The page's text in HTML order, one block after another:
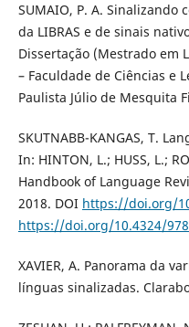
SUMAIO, P. A. Sinalizando
da LIBRAS e de sinais
Dissertação (Mestrado em
– Faculdade de Ciências e
Paulista Júlio de Mesquita
SKUTNABB-KANGAS, T.
In: HINTON, L.; HUSS, L.;
Handbook of Language
2018. DOI https://doi.org/
https://doi.org/10.4324/
XAVIER, A. Panorama da
línguas sinalizadas.